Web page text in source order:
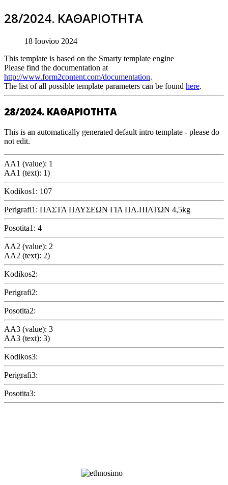
28/2024. ΚΑΘΑΡΙΟΤΗΤΑ
18 Ιουνίου 2024
This template is based on the Smarty template engine
Please find the documentation at
http://www.form2content.com/documentation.
The list of all possible template parameters can be found here.
28/2024. ΚΑΘΑΡΙΟΤΗΤΑ
This is an automatically generated default intro template - please do
not edit.
AA1 (value): 1
AA1 (text): 1)
Kodikos1: 107
Perigrafi1: ΠΑΣΤΑ ΠΛΥΣΕΩΝ ΓΙΑ ΠΛ.ΠΙΑΤΩΝ 4,5kg
Posotita1: 4
AA2 (value): 2
AA2 (text): 2)
Kodikos2:
Perigrafi2:
Posotita2:
AA3 (value): 3
AA3 (text): 3)
Kodikos3:
Perigrafi3:
Posotita3: